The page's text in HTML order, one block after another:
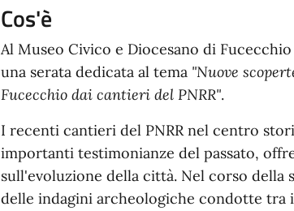
Cos'è
Al Museo Civico e Diocesano di
una serata dedicata al tema "Nuove
Fucecchio dai cantieri del PNRR".
I recenti cantieri del PNRR nel centro
importanti testimonianze del passato,
sull'evoluzione della città. Nel corso della
delle indagini archeologiche condotte